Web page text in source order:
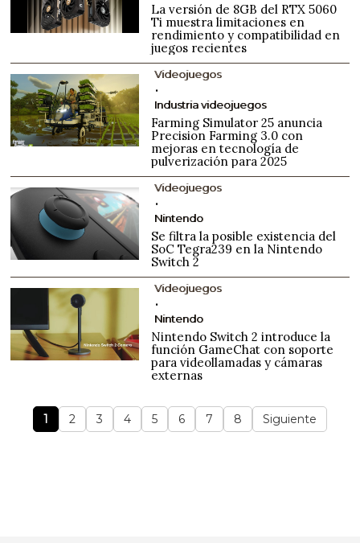
La versión de 8GB del RTX 5060
Ti muestra limitaciones en
rendimiento y compatibilidad en
juegos recientes
Videojuegos
Industria videojuegos
Farming Simulator 25 anuncia
Precision Farming 3.0 con
mejoras en tecnología de
pulverización para 2025
Videojuegos
Nintendo
Se filtra la posible existencia del
SoC Tegra239 en la Nintendo
Switch 2
Videojuegos
Nintendo
Nintendo Switch 2 introduce la
función GameChat con soporte
para videollamadas y cámaras
externas
1 2 3 4 5 6 7 8 Siguiente